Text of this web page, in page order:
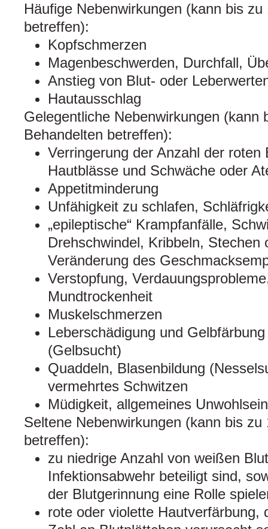
Häufige Nebenwirkungen (kann bis
betreffen):
Kopfschmerzen
Magenbeschwerden, Durchfall,
Anstieg von Blut- oder
Hautausschlag
Gelegentliche Nebenwirkungen (kann
Behandelten betreffen):
Verringerung der Anzahl der roten
Hautblässe und Schwäche oder
Appetitminderung
Unfähigkeit zu schlafen,
„epileptische“ Krampfanfälle,
Drehschwindel, Kribbeln, Stechen
Veränderung des
Verstopfung,
Mundtrockenheit
Muskelschmerzen
Leberschädigung und
(Gelbsucht)
Quaddeln, Blasenbildung
vermehrtes Schwitzen
Müdigkeit, allgemeines
Seltene Nebenwirkungen (kann bis
betreffen):
zu niedrige Anzahl von weißen
Infektionsabwehr beteiligt sind,
der Blutgerinnung eine Rolle
rote oder violette Hautverfärbung,